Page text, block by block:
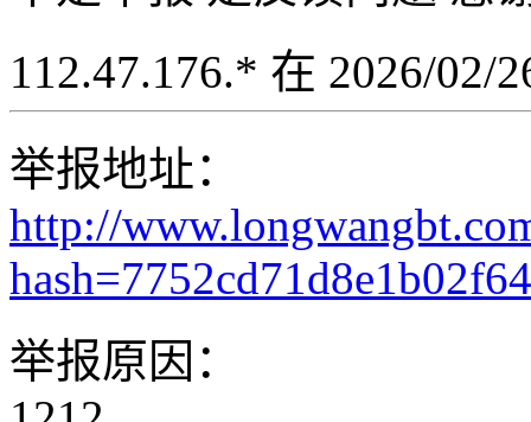
112.47.176.* 在 2026/02/
举报地址：
http://
举报原因：